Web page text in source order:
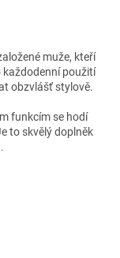
muže, kteří
každodenní použití
obzvlášť stylově.
funkcím se hodí
to skvělý doplněk
.